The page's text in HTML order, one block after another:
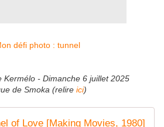
Kermélo - Dimanche 6 juillet 2025
de Smoka (relire ici)
of Love [Making Movies, 1980]